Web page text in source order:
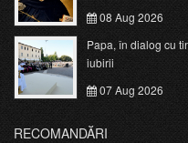
08 Aug 2026
Papa, în dialog cu
iubirii
07 Aug 2026
RECOMANDĂRI